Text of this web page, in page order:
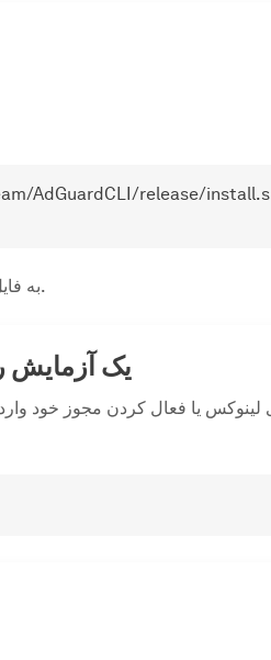
AdGuardCLI/release/install.s
*Y** را فشار دهید تا یک پیوند در /usr/local/bin به فایل اجرایی ایجاد کنید.
یک آزمایش